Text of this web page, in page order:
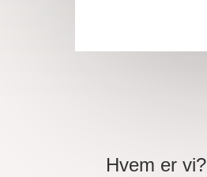
Hvem er vi?